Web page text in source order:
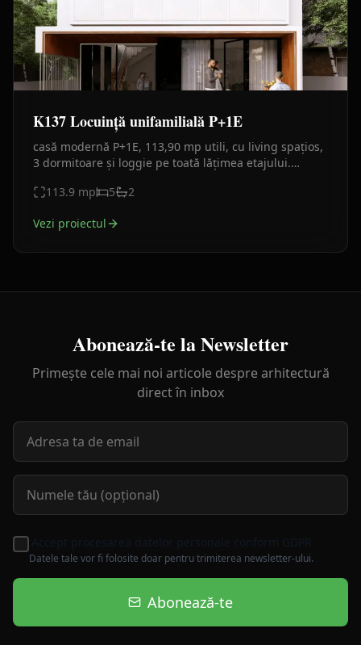
K137 Locuință unifamilială P+1E
casă modernă P+1E, 113,90 mp utili, cu living spațios,
3 dormitoare și loggie pe toată lățimea etajului.
113.9 mp 5 2
Vezi proiectul
Abonează-te la Newsletter
Primește cele mai noi articole despre arhitectură
direct în inbox
Accept procesarea datelor personale conform GDPR
Datele tale vor fi folosite doar pentru trimiterea newsletter-ului.
Abonează-te